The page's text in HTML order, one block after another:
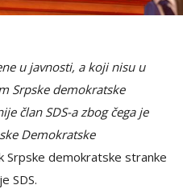
u javnosti, a koji nisu u
Srpske demokratske
član SDS-a zbog čega je
Demokratske
Srpske demokratske stranke
SDS.